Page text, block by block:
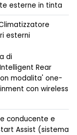
esterne in tinta
esterni
di
Rear
modalita' one-
con wireless
conducente e
Assist (sistema